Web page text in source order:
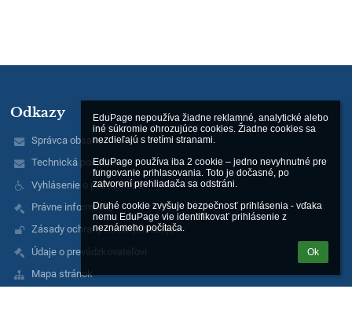
EduPage nepoužíva žiadne reklamné, analytické alebo
iné súkromie ohrozujúce cookies. Žiadne cookies sa
nezdieľajú s tretími stranami.
EduPage používa iba 2 cookie – jedno nevyhnutné pre
fungovanie prihlasovania. Toto je dočasné, po
zatvorení prehliadača sa odstráni.
Druhé cookie zvyšuje bezpečnosť prihlásenia - vďaka
nemu EduPage vie identifikovať prihlásenie z
neznámeho počítača.
Ok
Odkazy
Správca obsahu
Technická podpora
Vyhlásenie o prístupnosti
Právne informácie
Zásady ochrany osobných údajov
Údaje o prevádzkovateľovi
Mapa stránok